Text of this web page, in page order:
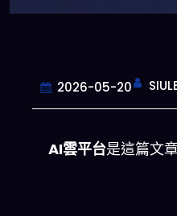
2026-05-20
AI雲平台是這篇文